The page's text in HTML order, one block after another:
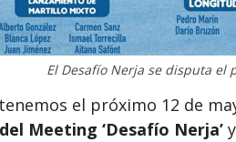
El Desafío Nerja se disputa el
el próximo 12 de
Meeting ‘Desafío Nerja’y